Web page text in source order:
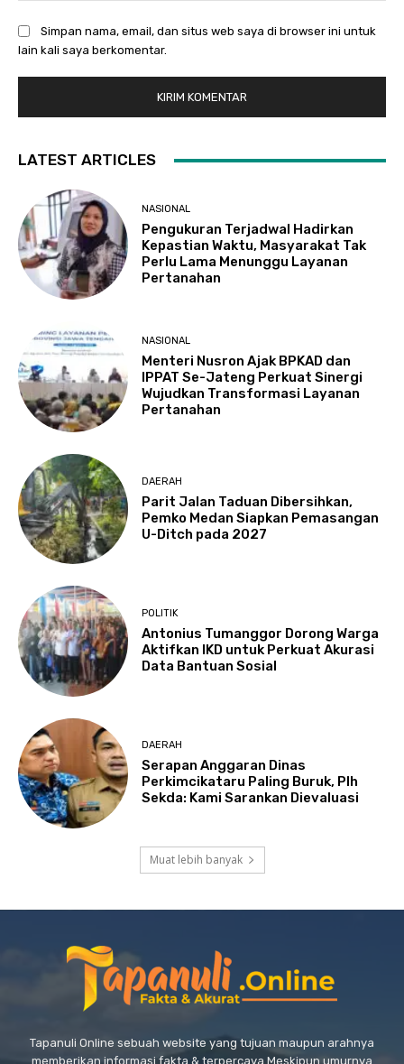
Simpan nama, email, dan situs web saya di browser ini untuk
lain kali saya berkomentar.
LATEST ARTICLES
NASIONAL
Pengukuran Terjadwal Hadirkan
Kepastian Waktu, Masyarakat Tak
Perlu Lama Menunggu Layanan
Pertanahan
NASIONAL
Menteri Nusron Ajak BPKAD dan
IPPAT Se-Jateng Perkuat Sinergi
Wujudkan Transformasi Layanan
Pertanahan
DAERAH
Parit Jalan Taduan Dibersihkan,
Pemko Medan Siapkan Pemasangan
U-Ditch pada 2027
POLITIK
Antonius Tumanggor Dorong Warga
Aktifkan IKD untuk Perkuat Akurasi
Data Bantuan Sosial
DAERAH
Serapan Anggaran Dinas
Perkimcikataru Paling Buruk, Plh
Sekda: Kami Sarankan Dievaluasi
Muat lebih banyak
Tapanuli Online sebuah website yang tujuan maupun arahnya
memberikan informasi fakta & terpercaya Meskipun umurnya